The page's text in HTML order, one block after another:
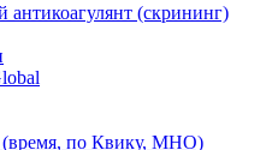
антикоагулянт (скрининг)
по Квику, МНО)